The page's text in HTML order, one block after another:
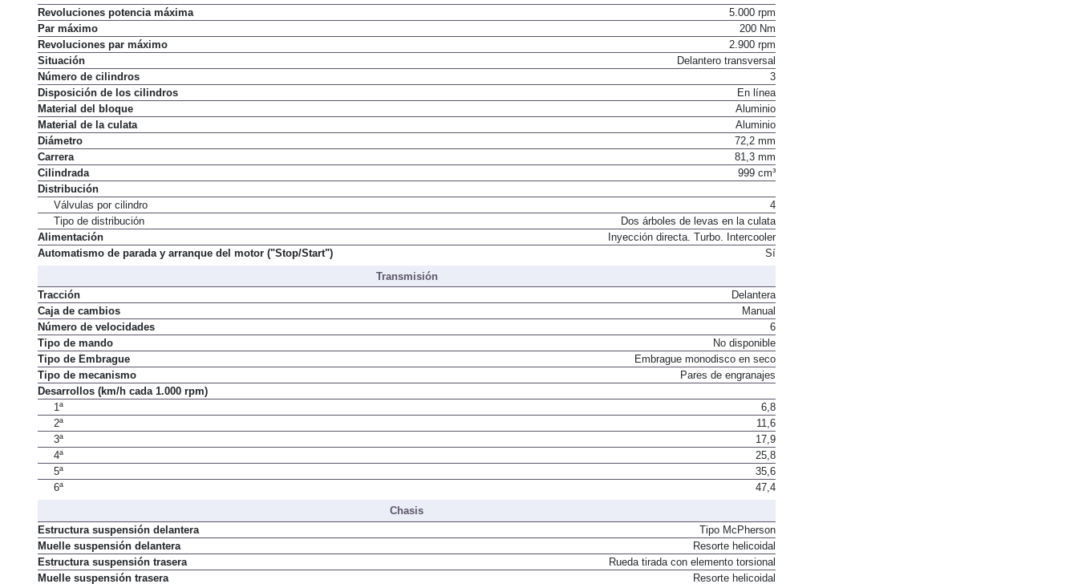
Potencia máxima
110 CV / 81 kW
Revoluciones potencia máxima
5.000 rpm
Par máximo
200 Nm
Revoluciones par máximo
2.900 rpm
Situación
Delantero transversal
Número de cilindros
3
Disposición de los cilindros
En línea
Material del bloque
Aluminio
Material de la culata
Aluminio
Diámetro
72,2 mm
Carrera
81,3 mm
Cilindrada
Distribución
Válvulas por cilindro
4
Tipo de distribución
Dos árboles de levas en la culata
Alimentación
Inyección directa. Turbo. Intercooler
Transmisión
Tracción
Delantera
Caja de cambios
Manual
Número de velocidades
6
Tipo de mando
No disponible
Tipo de Embrague
Embrague monodisco en seco
Tipo de mecanismo
Desarrollos (km/h cada 1.000 rpm)
1ª
6,8
2ª
11,6
3ª
17,9
4ª
25,8
5ª
35,6
Chasis
Estructura suspensión delantera
Tipo McPherson
Muelle suspensión delantera
Resorte helicoidal
Estructura suspensión trasera
Rueda tirada con elemento torsional